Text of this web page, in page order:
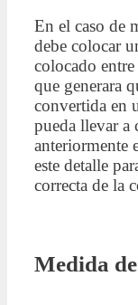
En el caso de
debe colocar
colocado
que generara
convertida en
pueda llevar a
anteriormente
este detalle
correcta de la
Medida